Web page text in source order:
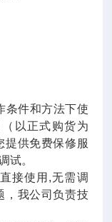
条件和方法下使
以正式购货为
提供免费保修服
试。
接使用,无需调
，我公司负责技